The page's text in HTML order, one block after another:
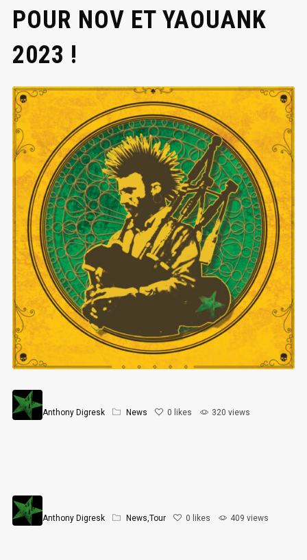
POUR NOV ET YAOUANK
2023 !
Anthony Digresk News 0 likes 320 views
Anthony Digresk News Tour 0 likes 409 views